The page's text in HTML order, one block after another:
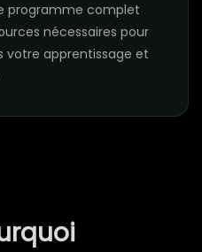
programme complet
nécessaires pour
votre apprentissage et